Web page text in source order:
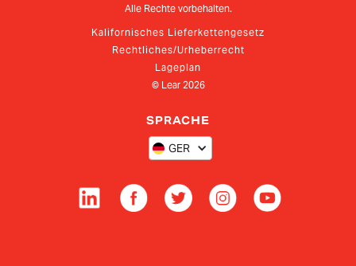
Alle Rechte vorbehalten.
Kalifornisches Lieferkettengesetz
Rechtliches/Urheberrecht
Lageplan
© Lear 2026
SPRACHE
GER